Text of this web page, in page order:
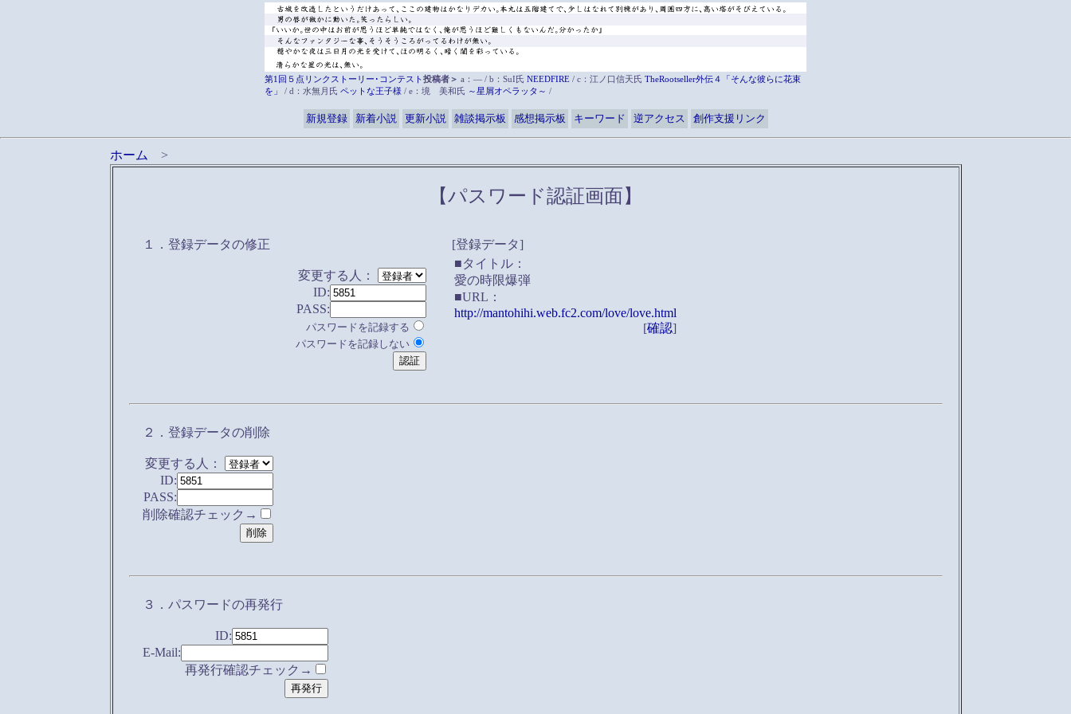
第1回５点リンクストーリー･コンテスト投稿者＞ a：― / b：SuI氏 NEEDFIRE / c：江ノ口信天氏 TheRootseller外伝４「そんな彼らに花束
を」
/ d：水無月氏 ペットな王子様 / e：境 美和氏 ～星屑オペラッタ～ /
新規登録 新着小説 更新小説 雑談掲示板 感想掲示板 キーワード 逆アクセス 創作支援リンク
ホーム >
【パスワード認証画面】
１．登録データの修正
変更する人：
ID:
PASS:
パスワードを記録する
パスワードを記録しない
[登録データ]
■タイトル：
愛の時限爆弾
■URL：
http://mantohihi.web.fc2.com/love/love.html
[確認]
２．登録データの削除
変更する人：
ID:
PASS:
削除確認チェック→
３．パスワードの再発行
ID:
E-Mail:
再発行確認チェック→